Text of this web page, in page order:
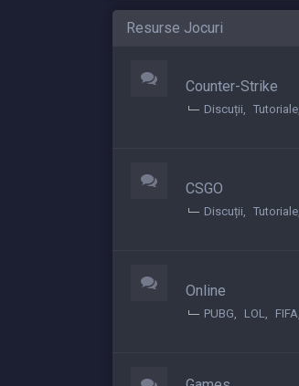
Resurse Jocuri
Counter-Strike
Discuții Tutoriale
CSGO
Discuții Tutoriale
Online
PUBG LOL FIFA